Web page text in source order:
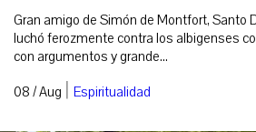
Gran amigo de Simón de Montfort, Santo
luchó ferozmente contra los albigenses
con argumentos y grande...
08 / Aug | Espiritualidad